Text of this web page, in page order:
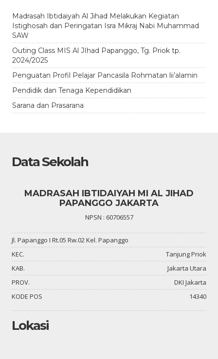
Madrasah Ibtidaiyah Al Jihad Melakukan Kegiatan
Istighosah dan Peringatan Isra Mikraj Nabi Muhammad
SAW
Outing Class MIS Al JIhad Papanggo, Tg. Priok tp.
2024/2025
Penguatan Profil Pelajar Pancasila Rohmatan lii’alamin
Pendidik dan Tenaga Kependidikan
Sarana dan Prasarana
Data Sekolah
MADRASAH IBTIDAIYAH MI AL JIHAD
PAPANGGO JAKARTA
NPSN : 60706557
Jl. Papanggo I Rt.05 Rw.02 Kel. Papanggo
KEC.
Tanjung Priok
KAB.
Jakarta Utara
PROV.
DKI Jakarta
KODE POS
14340
Lokasi